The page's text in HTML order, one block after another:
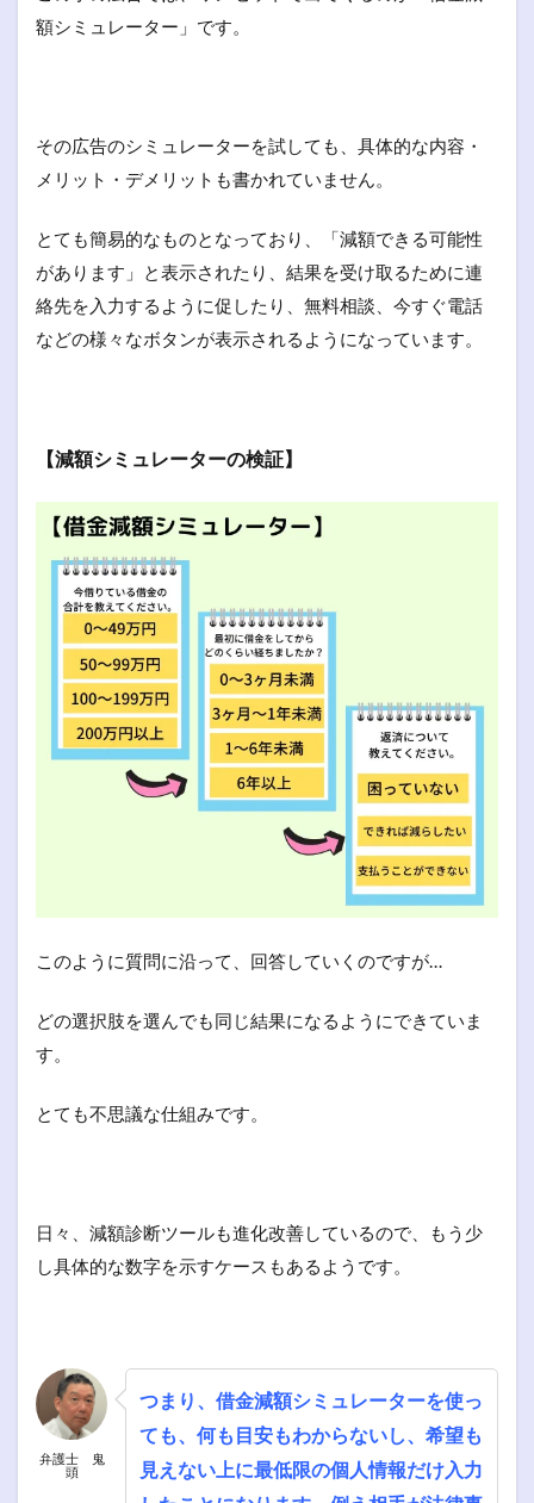
額シミュレーター」です。
その広告のシミュレーターを試しても、具体的な内容・
メリット・デメリットも書かれていません。
とても簡易的なものとなっており、「減額できる可能性
があります」と表示されたり、結果を受け取るために連
絡先を入力するように促したり、無料相談、今すぐ電話
などの様々なボタンが表示されるようになっています。
【減額シミュレーターの検証】
このように質問に沿って、回答していくのですが…
どの選択肢を選んでも同じ結果になるようにできていま
す。
とても不思議な仕組みです。
日々、減額診断ツールも進化改善しているので、もう少
し具体的な数字を示すケースもあるようです。
弁護士 鬼
頭
つまり、借金減額シミュレーターを使っ
ても、何も目安もわからないし、希望も
見えない上に最低限の個人情報だけ入力